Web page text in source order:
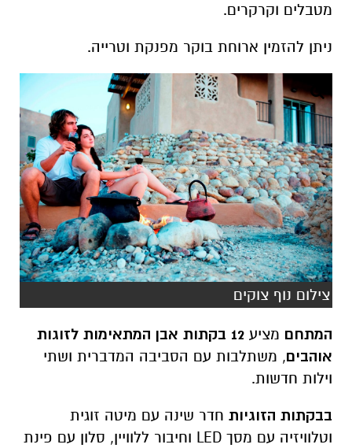
מטבלים וקרקרים.
ניתן להזמין ארוחת בוקר מפנקת וטרייה.
צילום נוף צוקים
המתחם מציע
12 בקתות אבן המתאימות לזוגות
אוהבים, משתלבות עם הסביבה המדברית ושתי
וילות חדשות.
בבקתות הזוגיות חדר שינה עם מיטה זוגית
וטלוויזיה עם מסך LED וחיבור ללוויין, סלון עם פינת